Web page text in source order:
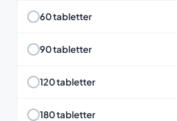
60 tabletter
90 tabletter
120 tabletter
180 tabletter